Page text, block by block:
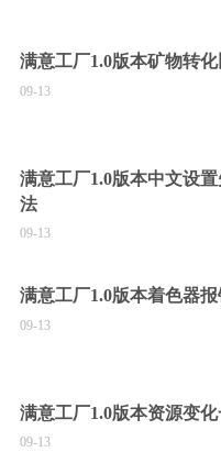
满意工厂1.0版本矿物转
09-13
满意工厂1.0版本中文设
法
09-13
满意工厂1.0版本着色器
09-13
满意工厂1.0版本资源变
09-13